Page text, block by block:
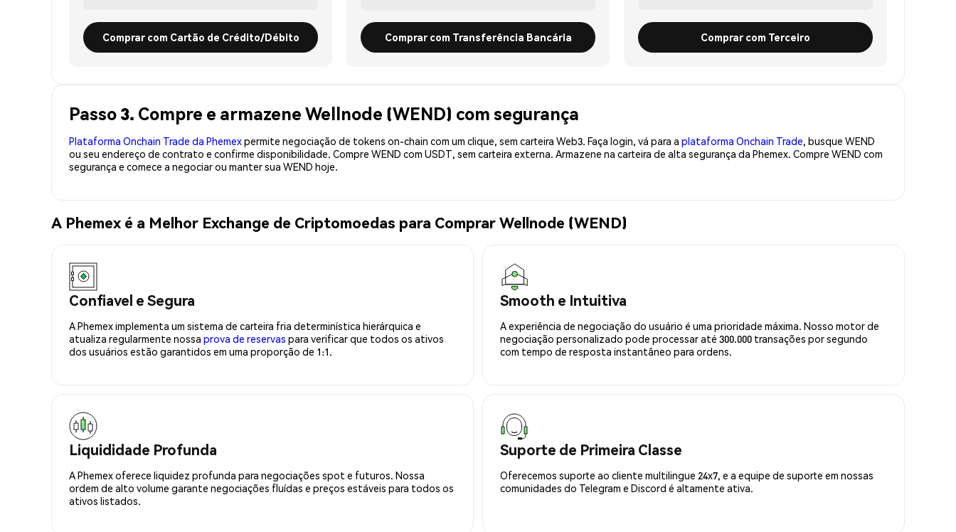
Comprar com Cartão de Crédito/Débito Comprar com Transferência Bancária Comprar com Terceiro
Passo 3. Compre e armazene Wellnode (WEND) com segurança
Plataforma Onchain Trade da Phemexpermite negociação de tokens on-chain com um clique, sem carteira Web3. Faça login, vá para a plataforma Onchain Trade, busque WEND
ou seu endereço de contrato e confirme disponibilidade. Compre WEND com USDT, sem carteira externa. Armazene na carteira de alta segurança da Phemex. Compre WEND com
segurança e comece a negociar ou manter sua WEND hoje.
A Phemex é a Melhor Exchange de Criptomoedas para Comprar Wellnode (WEND)
Confiavel e Segura
A Phemex implementa um sistema de carteira fria determinística hierárquica e
atualiza regularmente nossa prova de reservas para verificar que todos os ativos
dos usuários estão garantidos em uma proporção de 1:1.
Smooth e Intuitiva
A experiência de negociação do usuário é uma prioridade máxima. Nosso motor de
negociação personalizado pode processar até 300.000 transações por segundo
com tempo de resposta instantâneo para ordens.
Liquididade Profunda
A Phemex oferece liquidez profunda para negociações spot e futuros. Nossa
ordem de alto volume garante negociações fluídas e preços estáveis para todos os
ativos listados.
Suporte de Primeira Classe
Oferecemos suporte ao cliente multilingue 24x7, e a equipe de suporte em nossas
comunidades do Telegram e Discord é altamente ativa.